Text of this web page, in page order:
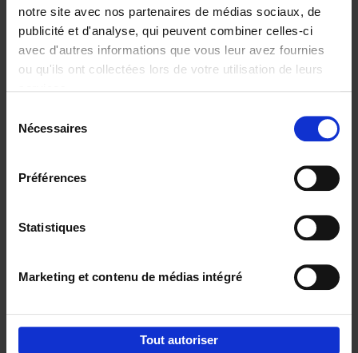
notre site avec nos partenaires de médias sociaux, de
publicité et d'analyse, qui peuvent combiner celles-ci
avec d'autres informations que vous leur avez fournies
ou qu'ils ont collectées lors de votre utilisation de leurs
Nécessaires
Préférences
Statistiques
Marketing et contenu de médias intégré
Tout autoriser
€29,99
Digital marketing like a PRO -
completely revised edition (EN)